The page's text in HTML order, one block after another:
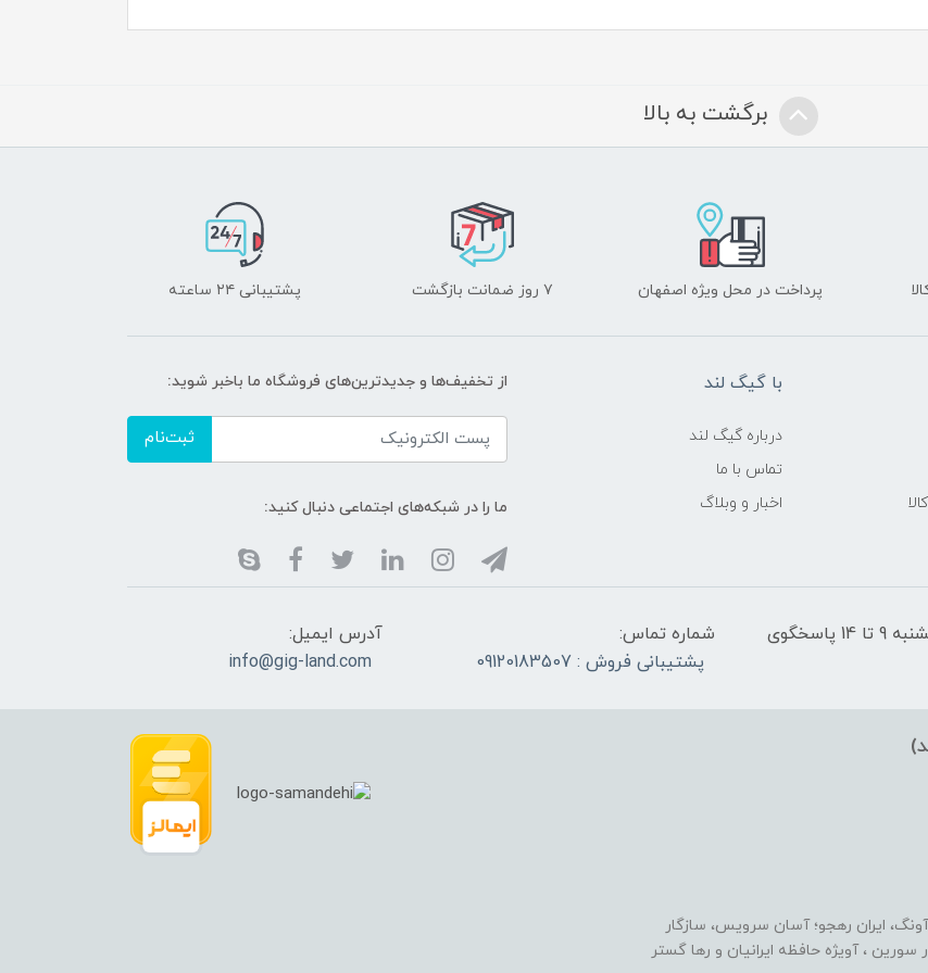
برگشت به بالا
پرداخت در محل ویژه اصفهان ۷ روز ضمانت بازگشت پشتیبانی ۲۴ ساعته
با گیگ لند
درباره گیگ لند
تماس با ما
اخبار و وبلاگ
از تخفیف‌ها و جدیدترین‌های فروشگاه ما باخبر شوید:
ثبت‌نام
ما را در شبکه‌های اجتماعی دنبال کنید:
شنبه تا چهارشنبه از ساعت 9 الی ۱4 و 17:30 الی ۲1 ، پنجشنبه 9 تا 14 پاسخگوی
شماره تماس:
پشتیبانی فروش : 09120183507
آدرس ایمیل:
info@gig-land.com
ایران رهجو؛ آسان سرویس، سازگار
سورین ، آویژه حافظه ایرانیان و رها گستر